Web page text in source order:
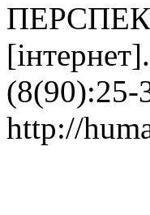
(8(90):25-
http://